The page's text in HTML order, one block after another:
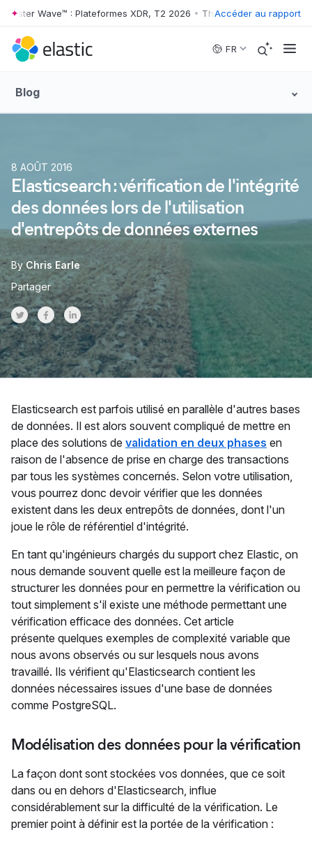
Skip to main content
Wave™ : Plateformes XDR, T2 2026 • The Forrester Wave™ :
Accéder au rapport
FR
Blog
8 AOÛT 2016
Elasticsearch : vérification de l'intégrité
des données lors de l'utilisation
d'entrepôts de données externes
By Chris Earle
Partager
Share on Twitter
Share on Facebook
Share on LinkedInr
Elasticsearch est parfois utilisé en parallèle d'autres bases
de données. Il est alors souvent compliqué de mettre en
place des solutions de validation en deux phases en
raison de l'absence de prise en charge des transactions
par tous les systèmes concernés. Selon votre utilisation,
vous pourrez donc devoir vérifier que les données
existent dans les deux entrepôts de données, dont l'un
joue le rôle de référentiel d'intégrité.
En tant qu'ingénieurs chargés du support chez Elastic, on
nous demande souvent quelle est la meilleure façon de
structurer les données pour en permettre la vérification ou
tout simplement s'il existe une méthode permettant une
vérification efficace des données. Cet article
présente quelques exemples de complexité variable que
nous avons observés ou sur lesquels nous avons
travaillé. Ils vérifient qu'Elasticsearch contient les
données nécessaires issues d'une base de données
comme PostgreSQL.
Modélisation des données pour la vérification
La façon dont sont stockées vos données, que ce soit
dans ou en dehors d'Elasticsearch, influe
considérablement sur la difficulté de la vérification. Le
premier point à définir est la portée de la vérification :